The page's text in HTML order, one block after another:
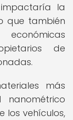
la
que también
de
más
nanométrico
los vehículos,